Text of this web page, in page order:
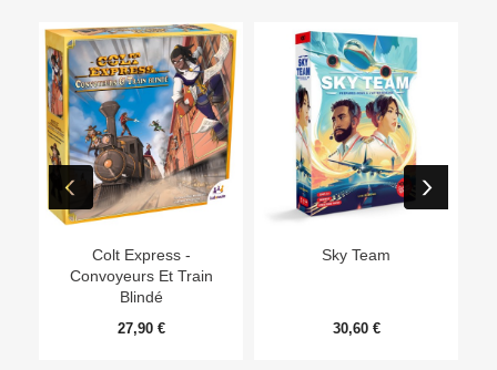
Colt Express -
Convoyeurs Et Train
Blindé
27,90 €
Sky Team
30,60 €